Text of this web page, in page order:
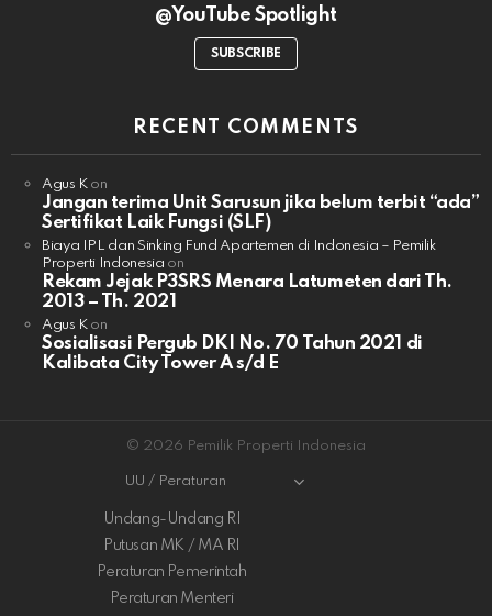
@YouTube Spotlight
SUBSCRIBE
RECENT COMMENTS
Agus Kon
Jangan terima Unit Sarusun jika belum terbit “ada”
Sertifikat Laik Fungsi (SLF)
Biaya IPL dan Sinking Fund Apartemen di Indonesia – Pemilik
Properti Indonesia on
Rekam Jejak P3SRS Menara Latumeten dari Th.
2013 – Th. 2021
Agus Kon
Sosialisasi Pergub DKI No. 70 Tahun 2021 di
Kalibata City Tower A s/d E
© 2026 Pemilik Properti Indonesia
UU / Peraturan
Undang-Undang RI
Putusan MK / MA RI
Peraturan Pemerintah
Peraturan Menteri